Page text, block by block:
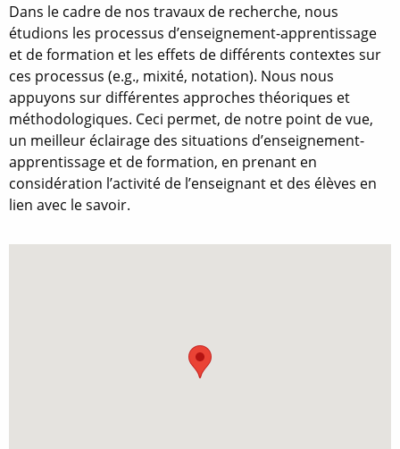
Dans le cadre de nos travaux de recherche, nous
étudions les processus d’enseignement-apprentissage
et de formation et les effets de différents contextes sur
ces processus (e.g., mixité, notation). Nous nous
appuyons sur différentes approches théoriques et
méthodologiques. Ceci permet, de notre point de vue,
un meilleur éclairage des situations d’enseignement-
apprentissage et de formation, en prenant en
considération l’activité de l’enseignant et des élèves en
lien avec le savoir.